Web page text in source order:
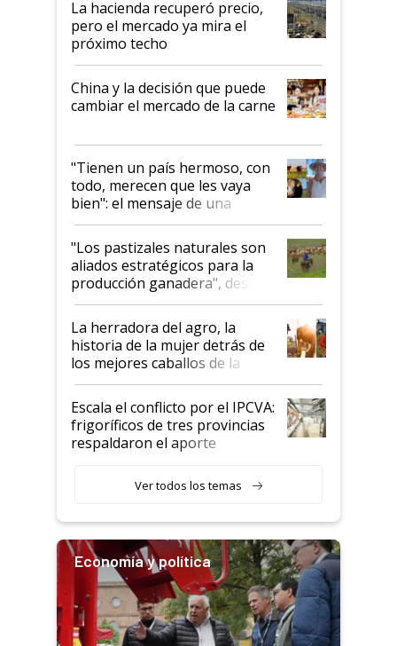
La hacienda recuperó precio,
pero el mercado ya mira el
próximo techo
China y la decisión que puede
cambiar el mercado de la carne
"Tienen un país hermoso, con
todo, merecen que les vaya
bien": el mensaje de una
ganadera uruguaya sobre las
oportunidades que se abren
para el agro en Argentina, con
foco en la carne
"Los pastizales naturales son
aliados estratégicos para la
producción ganadera", destaca
la iniciativa que ya reúne a 46
establecimientos en Argentina
La herradora del agro, la
historia de la mujer detrás de
los mejores caballos de la
Argentina y los mitos que
todavía hacen sufrir a estos
animales: "Mientras me
descalificaban, yo seguí
haciendo currículum"
Escala el conflicto por el IPCVA:
frigoríficos de tres provincias
respaldaron el aporte
Ver todos los temas
Economía y política